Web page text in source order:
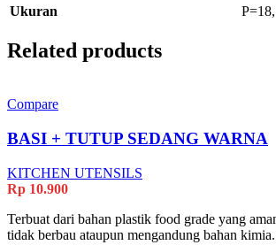
Ukuran
Related products
Compare
BASI + TUTUP SEDANG WARNA
KITCHEN UTENSILS
Rp 10.900
Terbuat dari bahan plastik food grade yang
tidak berbau ataupun mengandung bahan